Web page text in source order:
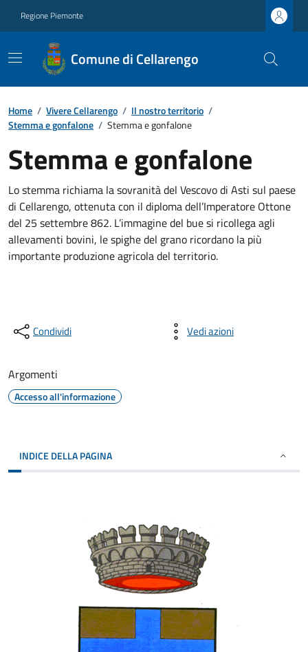
Regione Piemonte
Comune di Cellarengo
Home / Vivere Cellarengo / Il nostro territorio /
Stemma e gonfalone / Stemma e gonfalone
Stemma e gonfalone
Lo stemma richiama la sovranità del Vescovo di Asti sul paese
di Cellarengo, ottenuta con il diploma dell’Imperatore Ottone
del 25 settembre 862. L’immagine del bue si ricollega agli
allevamenti bovini, le spighe del grano ricordano la più
importante produzione agricola del territorio.
Condividi Vedi azioni
Argomenti
Accesso all'informazione
INDICE DELLA PAGINA